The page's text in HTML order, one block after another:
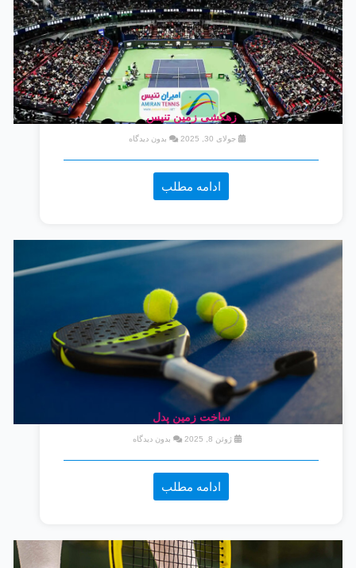
زهکشی زمین تنیس
جولای 30, 2025 بدون دیدگاه
ادامه مطلب
ساخت زمین پدل
ژوئن 8, 2025 بدون دیدگاه
ادامه مطلب